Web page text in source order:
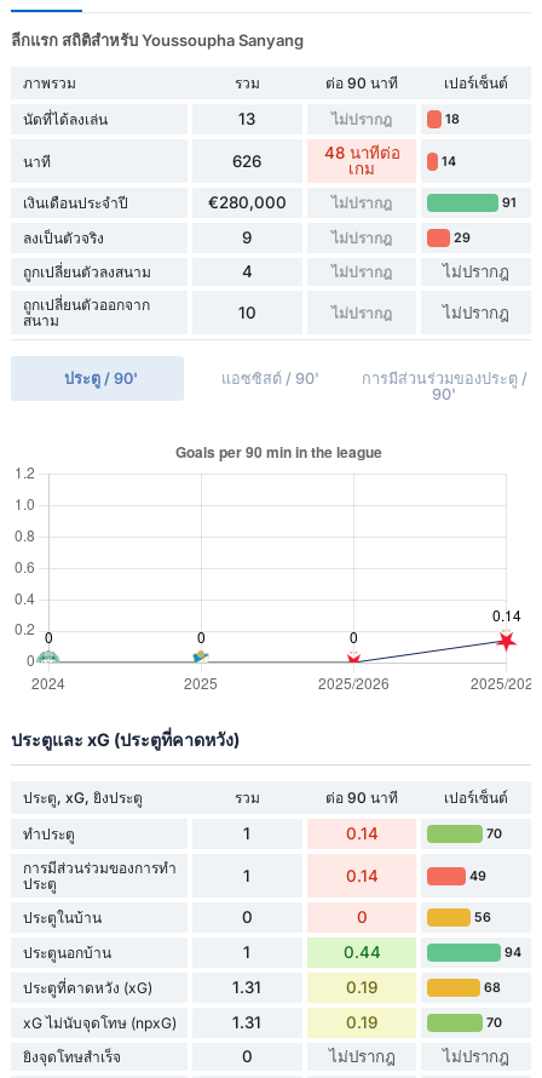
ลีกแรก สถิติสำหรับ Youssoupha Sanyang
ภาพรวม รวม ต่อ 90 นาที
เปอร์เซ็นต์
นัดที่ได้ลงเล่น
13 ไม่ปรากฎ 18
นาที 626
48 นาทีต่อ
เกม
14
เงินเดือนประจำปี €280,000 ไม่ปรากฎ 91
ลงเป็นตัวจริง 9 ไม่ปรากฎ 29
ถูกเปลี่ยนตัวลงสนาม 4 ไม่ปรากฎ ไม่ปรากฎ
ถูกเปลี่ยนตัวออกจาก
สนาม
10 ไม่ปรากฎ ไม่ปรากฎ
ประตู / 90' แอซซิสต์ / 90'
การมีส่วนร่วมของประตู /
90'
ประตูและ xG (ประตูที่คาดหวัง)
ประตู, xG, ยิงประตู รวม ต่อ 90 นาที
เปอร์เซ็นต์
ทำประตู
1 0.14 70
การมีส่วนร่วมของการทำ
ประตู
1 0.14 49
ประตูในบ้าน 0 0 56
ประตูนอกบ้าน 1 0.44 94
ประตูที่คาดหวัง (xG) 1.31 0.19 68
xG ไม่นับจุดโทษ (npxG) 1.31 0.19 70
ยิงจุดโทษสำเร็จ 0 ไม่ปรากฎ ไม่ปรากฎ